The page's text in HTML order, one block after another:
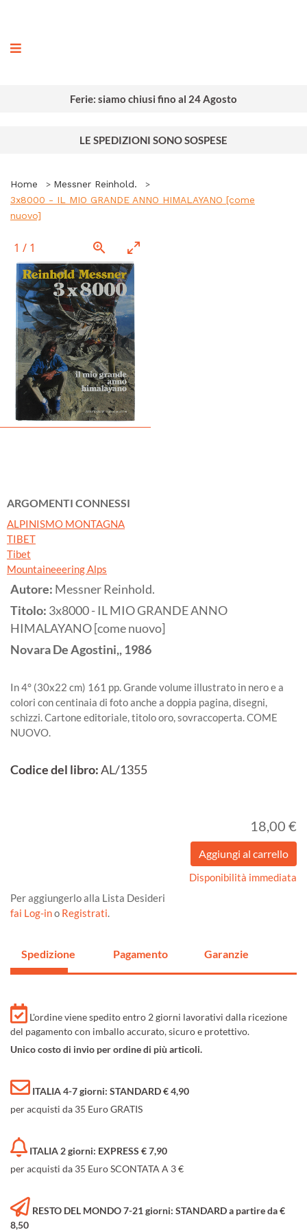
Ferie: siamo chiusi fino al 24 Agosto
LE SPEDIZIONI SONO SOSPESE
Home
Messner Reinhold.
3x8000 - IL MIO GRANDE ANNO HIMALAYANO [come
nuovo]
1 / 1
ARGOMENTI CONNESSI
ALPINISMO MONTAGNA
TIBET
Tibet
Mountaineeering Alps
Autore: Messner Reinhold.
Titolo: 3x8000 - IL MIO GRANDE ANNO
HIMALAYANO [come nuovo]
NovaraDe Agostini,,1986
In 4° (30x22 cm) 161 pp. Grande volume illustrato in nero e a
colori con centinaia di foto anche a doppia pagina, disegni,
schizzi. Cartone editoriale, titolo oro, sovraccoperta. COME
NUOVO.
Codice del libro:AL/1355
18,00 €
Disponibilità immediata
Per aggiungerlo alla Lista Desideri
fai Log-ino Registrati.
Spedizione Pagamento Garanzie
L'ordine viene spedito entro 2 giorni lavorativi dalla ricezione
del pagamento con imballo accurato, sicuro e protettivo.
Unico costo di invio per ordine di più articoli.
ITALIA 4-7 giorni: STANDARD € 4,90
per acquisti da 35 Euro GRATIS
ITALIA 2 giorni: EXPRESS € 7,90
per acquisti da 35 Euro SCONTATA A 3 €
RESTO DEL MONDO 7-21 giorni: STANDARD a partire da €
8,50